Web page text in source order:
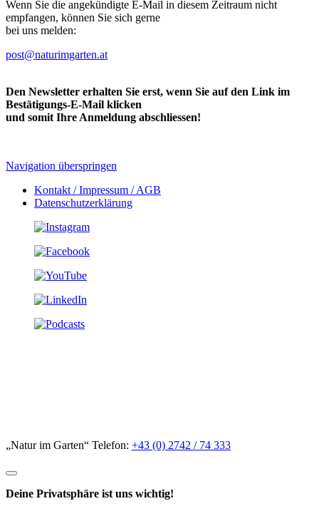
Wenn Sie die angekündigte E-Mail in diesem Zeitraum nicht
empfangen, können Sie sich gerne
bei uns melden:
post@naturimgarten.at
Den Newsletter erhalten Sie erst, wenn Sie auf den Link im
Bestätigungs-E-Mail klicken
und somit Ihre Anmeldung abschliessen!
Navigation überspringen
Kontakt / Impressum / AGB
Datenschutzerklärung
„Natur im Garten“ Telefon: +43 (0) 2742 / 74 333
Deine Privatsphäre ist uns wichtig!